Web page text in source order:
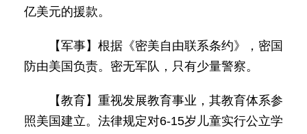
亿美元的援款。
【军事】根据《密美自由联系条约》，密国
防由美国负责。密无军队，只有少量警察。
【教育】重视发展教育事业，其教育体系参
照美国建立。法律规定对6-15岁儿童实行公立学